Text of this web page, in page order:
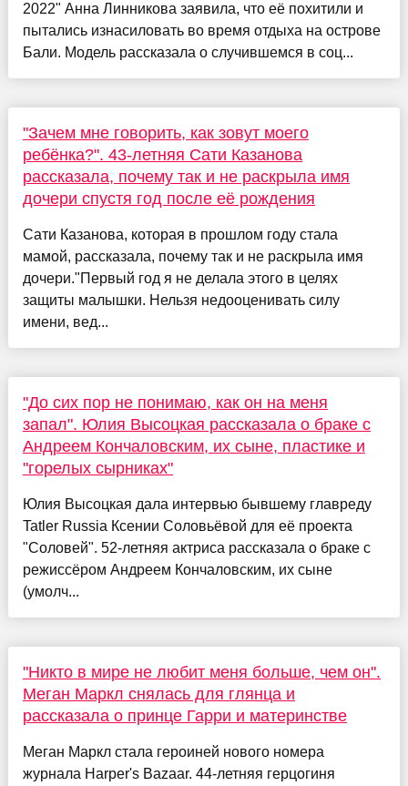
2022" Анна Линникова заявила, что её похитили и
пытались изнасиловать во время отдыха на острове
Бали. Модель рассказала о случившемся в соц...
"Зачем мне говорить, как зовут моего
ребёнка?". 43-летняя Сати Казанова
рассказала, почему так и не раскрыла имя
дочери спустя год после её рождения
Сати Казанова, которая в прошлом году стала
мамой, рассказала, почему так и не раскрыла имя
дочери."Первый год я не делала этого в целях
защиты малышки. Нельзя недооценивать силу
имени, вед...
"До сих пор не понимаю, как он на меня
запал". Юлия Высоцкая рассказала о браке с
Андреем Кончаловским, их сыне, пластике и
"горелых сырниках"
Юлия Высоцкая дала интервью бывшему главреду
Tatler Russia Ксении Соловьёвой для её проекта
"Соловей". 52-летняя актриса рассказала о браке с
режиссёром Андреем Кончаловским, их сыне
(умолч...
"Никто в мире не любит меня больше, чем он".
Меган Маркл снялась для глянца и
рассказала о принце Гарри и материнстве
Меган Маркл стала героиней нового номера
журнала Harper's Bazaar. 44-летняя герцогиня